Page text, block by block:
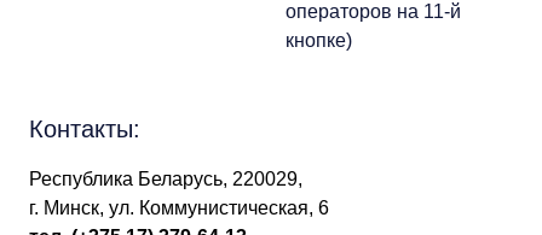
операторов на 11-й
кнопке)
Контакты:
Республика Беларусь, 220029,
г. Минск, ул. Коммунистическая, 6